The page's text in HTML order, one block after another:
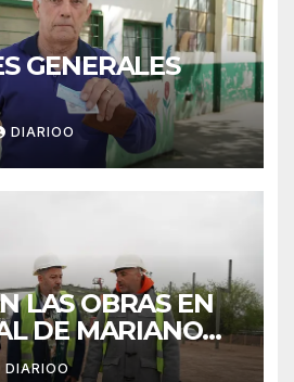
GENERALES
DIARIOO
LAS OBRAS EN
DE MARIANO
DIARIOO